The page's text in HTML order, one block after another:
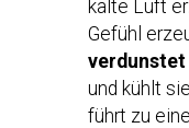
kalte Luft
Gefühl
verdunstet
und kühlt
führt zu